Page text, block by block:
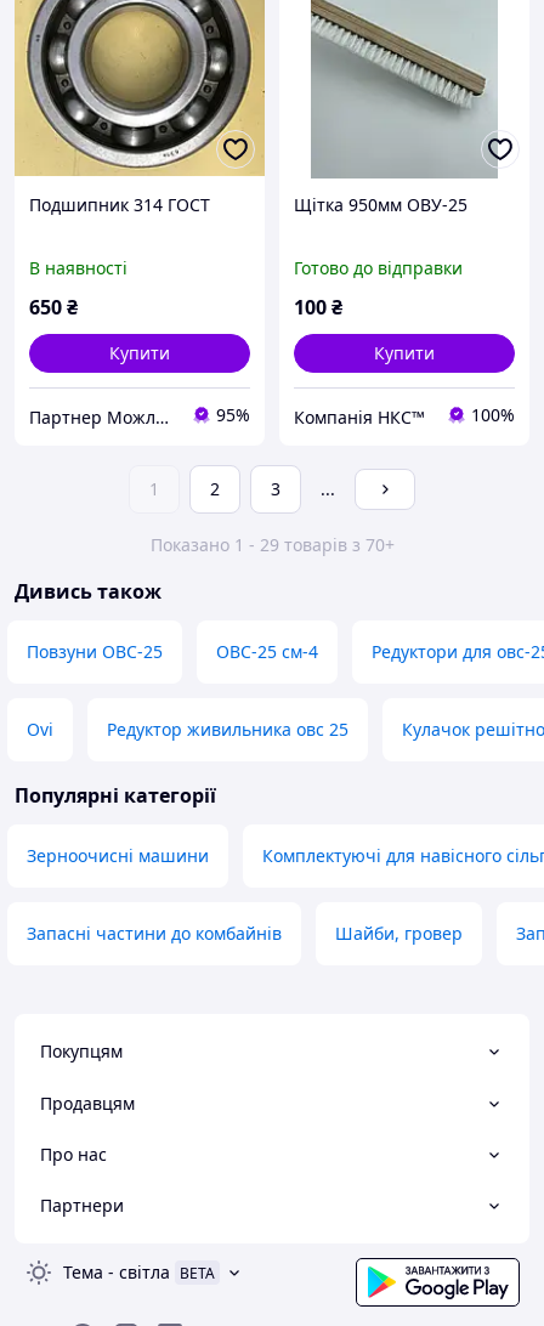
Подшипник 314 ГОСТ
В наявності
650₴
Купити
Партнер Можливостей 95%
Щітка 950мм ОВУ-25
Готово до відправки
100₴
Купити
Компанія НКС™ 100%
1 2 3 ...
Показано 1 - 29 товарів з 70+
Дивись також
Повзуни ОВС-25 ОВС-25 см-4 Редуктори для овс-
Ovi Редуктор живильника овс 25 Кулачок
Популярні категорії
Зерноочисні машини Комплектуючі для навісного
Запасні частини до комбайнів Шайби, гровер
Покупцям
Продавцям
Про нас
Партнери
Тема - світла BETA